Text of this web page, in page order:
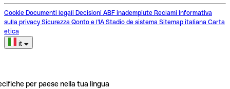
Cookie Documenti legali Decisioni ABF inadempiute Reclami Informativa
sulla privacy Sicurezza Qonto e l'IA Stadio de sistema Sitemap italiana Carta
etica
it
per paese nella tua lingua